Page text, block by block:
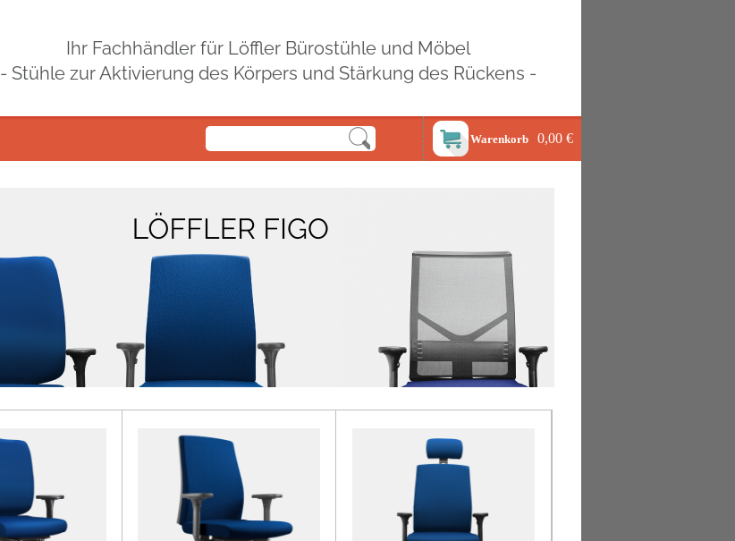
Ihr Fachhändler für Löffler Bürostühle und Möbel
- Stühle zur Aktivierung des Körpers und Stärkung des Rückens -
Warenkorb 0,00 €